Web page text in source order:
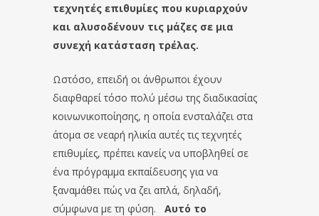
τεχνητές επιθυμίες που κυριαρχούν
και αλυσοδένουν τις μάζες σε μια
συνεχή κατάσταση τρέλας.
Ωστόσο, επειδή οι άνθρωποι έχουν
διαφθαρεί τόσο πολύ μέσω της διαδικασίας
κοινωνικοποίησης, η οποία ενσταλάζει στα
άτομα σε νεαρή ηλικία αυτές τις τεχνητές
επιθυμίες, πρέπει κανείς να υποβληθεί σε
ένα πρόγραμμα εκπαίδευσης για να
ξαναμάθει πώς να ζει απλά, δηλαδή,
σύμφωνα με τη φύση.
Αυτό το